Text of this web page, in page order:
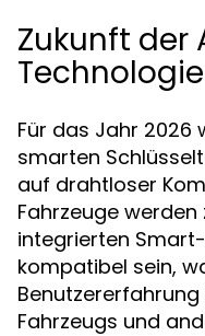
Zukunft der
Technologie
Für das Jahr 2026
smarten
auf drahtloser
Fahrzeuge
integrierten
kompatibel sein,
Fahrzeugs und